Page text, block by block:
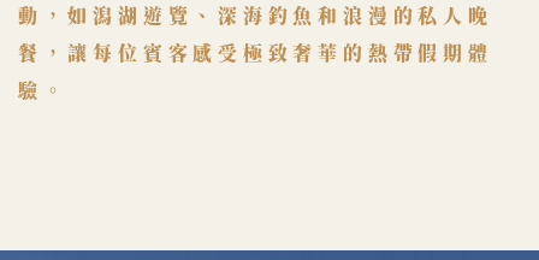
動，如潟湖遊覽、深​海釣魚和浪漫的私人晚
餐，讓每位賓客感受極致奢華的熱帶假期體​
驗。